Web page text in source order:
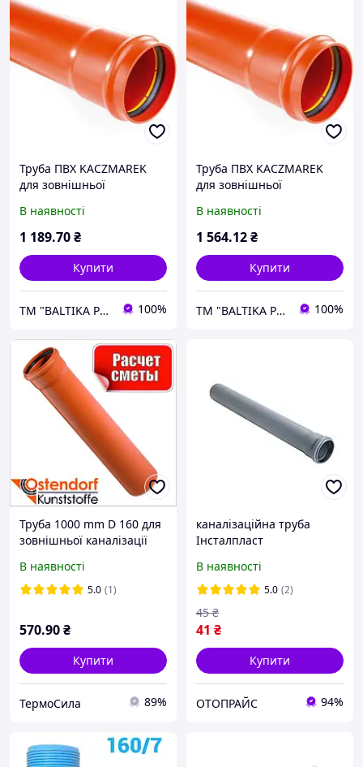
Труба ПВХ KACZMAREK
для зовнішньої
160Х3,2Х3000 мм
В наявності
1 189.70₴
Купити
ТM "BALTIKA PLUS" 100%
Труба ПВХ KACZMAREK
для зовнішньої
160Х3,2Х4000 мм
В наявності
1 564.12₴
Купити
ТM "BALTIKA PLUS" 100%
Труба 1000 mm D 160 для
зовнішньої каналізації
В наявності
5.0 (1)
570.90₴
Купити
ТермоСила 89%
каналізаційна труба
Інсталпласт
В наявності
5.0 (2)
41 ₴
45 ₴
Купити
ОТОПРАЙС 94%